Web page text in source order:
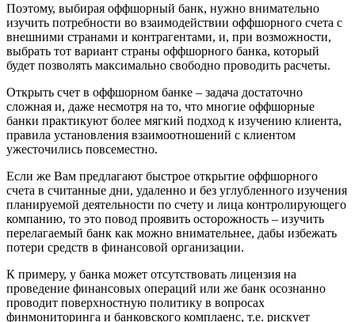
Поэтому, выбирая оффшорный банк, нужно внимательно
изучить потребности во взаимодействии оффшорного счета с
внешними странами и контрагентами, и, при возможности,
выбрать тот вариант страны оффшорного банка, который
будет позволять максимально свободно проводить расчеты.
Открыть счет в оффшорном банке – задача достаточно
сложная и, даже несмотря на то, что многие оффшорные
банки практикуют более мягкий подход к изучению клиента,
правила установления взаимоотношений с клиентом
ужесточились повсеместно.
Если же Вам предлагают быстрое открытие оффшорного
счета в считанные дни, удаленно и без углубленного изучения
планируемой деятельности по счету и лица контролирующего
компанию, то это повод проявить осторожность – изучить
перелагаемый банк как можно внимательнее, дабы избежать
потери средств в финансовой организации.
К примеру, у банка может отсутствовать лицензия на
проведение финансовых операций или же банк осознанно
проводит поверхностную политику в вопросах
финмониторинга и банковского комплаенс, т.е. рискует